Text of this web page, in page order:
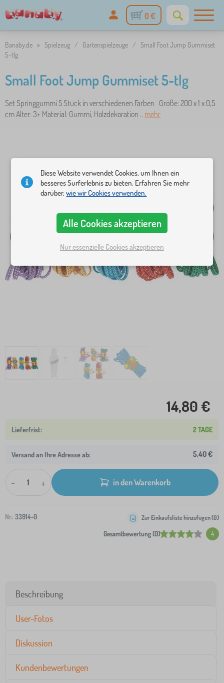
0 €
Banaby.de » Spielzeug / Gartenspielzeuge / Small Foot Jump Gummiset
5-tlg
Small Foot Jump Gummiset 5-tlg
Set Springgummi 5 Stück in verschiedenen Farben Größe: 200 x 1 x 0,5
cm Alter: 3+ Material: Gummi, Holzdekoration .. mehr
14,80 €
2 TAGE
Versand an Ihre Adresse ab: 5,40 €
- + in den Warenkorb
Nr.: 33914-0
Gesamtbewertung (0) 4
Zur Einkaufsliste hinzufügen (0)
Beschreibung
User-Fotos
Diskussion
Kundenbewertungen
Diese Website verwendet Cookies, um Ihnen ein
besseres Surferlebnis zu bieten. Erfahren Sie mehr
darüber,wie wir Cookies verwenden.
Alle Cookies akzeptieren
Nur essenzielle Cookies akzeptieren